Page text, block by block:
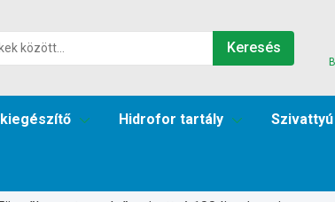
Keresés
Hidrofor tartály